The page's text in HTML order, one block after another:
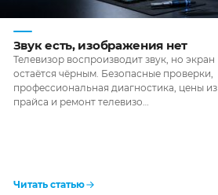
Звук есть, изображения нет
Телевизор воспроизводит звук, но экран
остаётся чёрным. Безопасные проверки,
профессиональная диагностика, цены из
прайса и ремонт телевизо…
Читать статью